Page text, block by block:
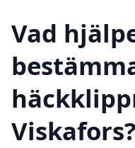
Vad
Viskafors?